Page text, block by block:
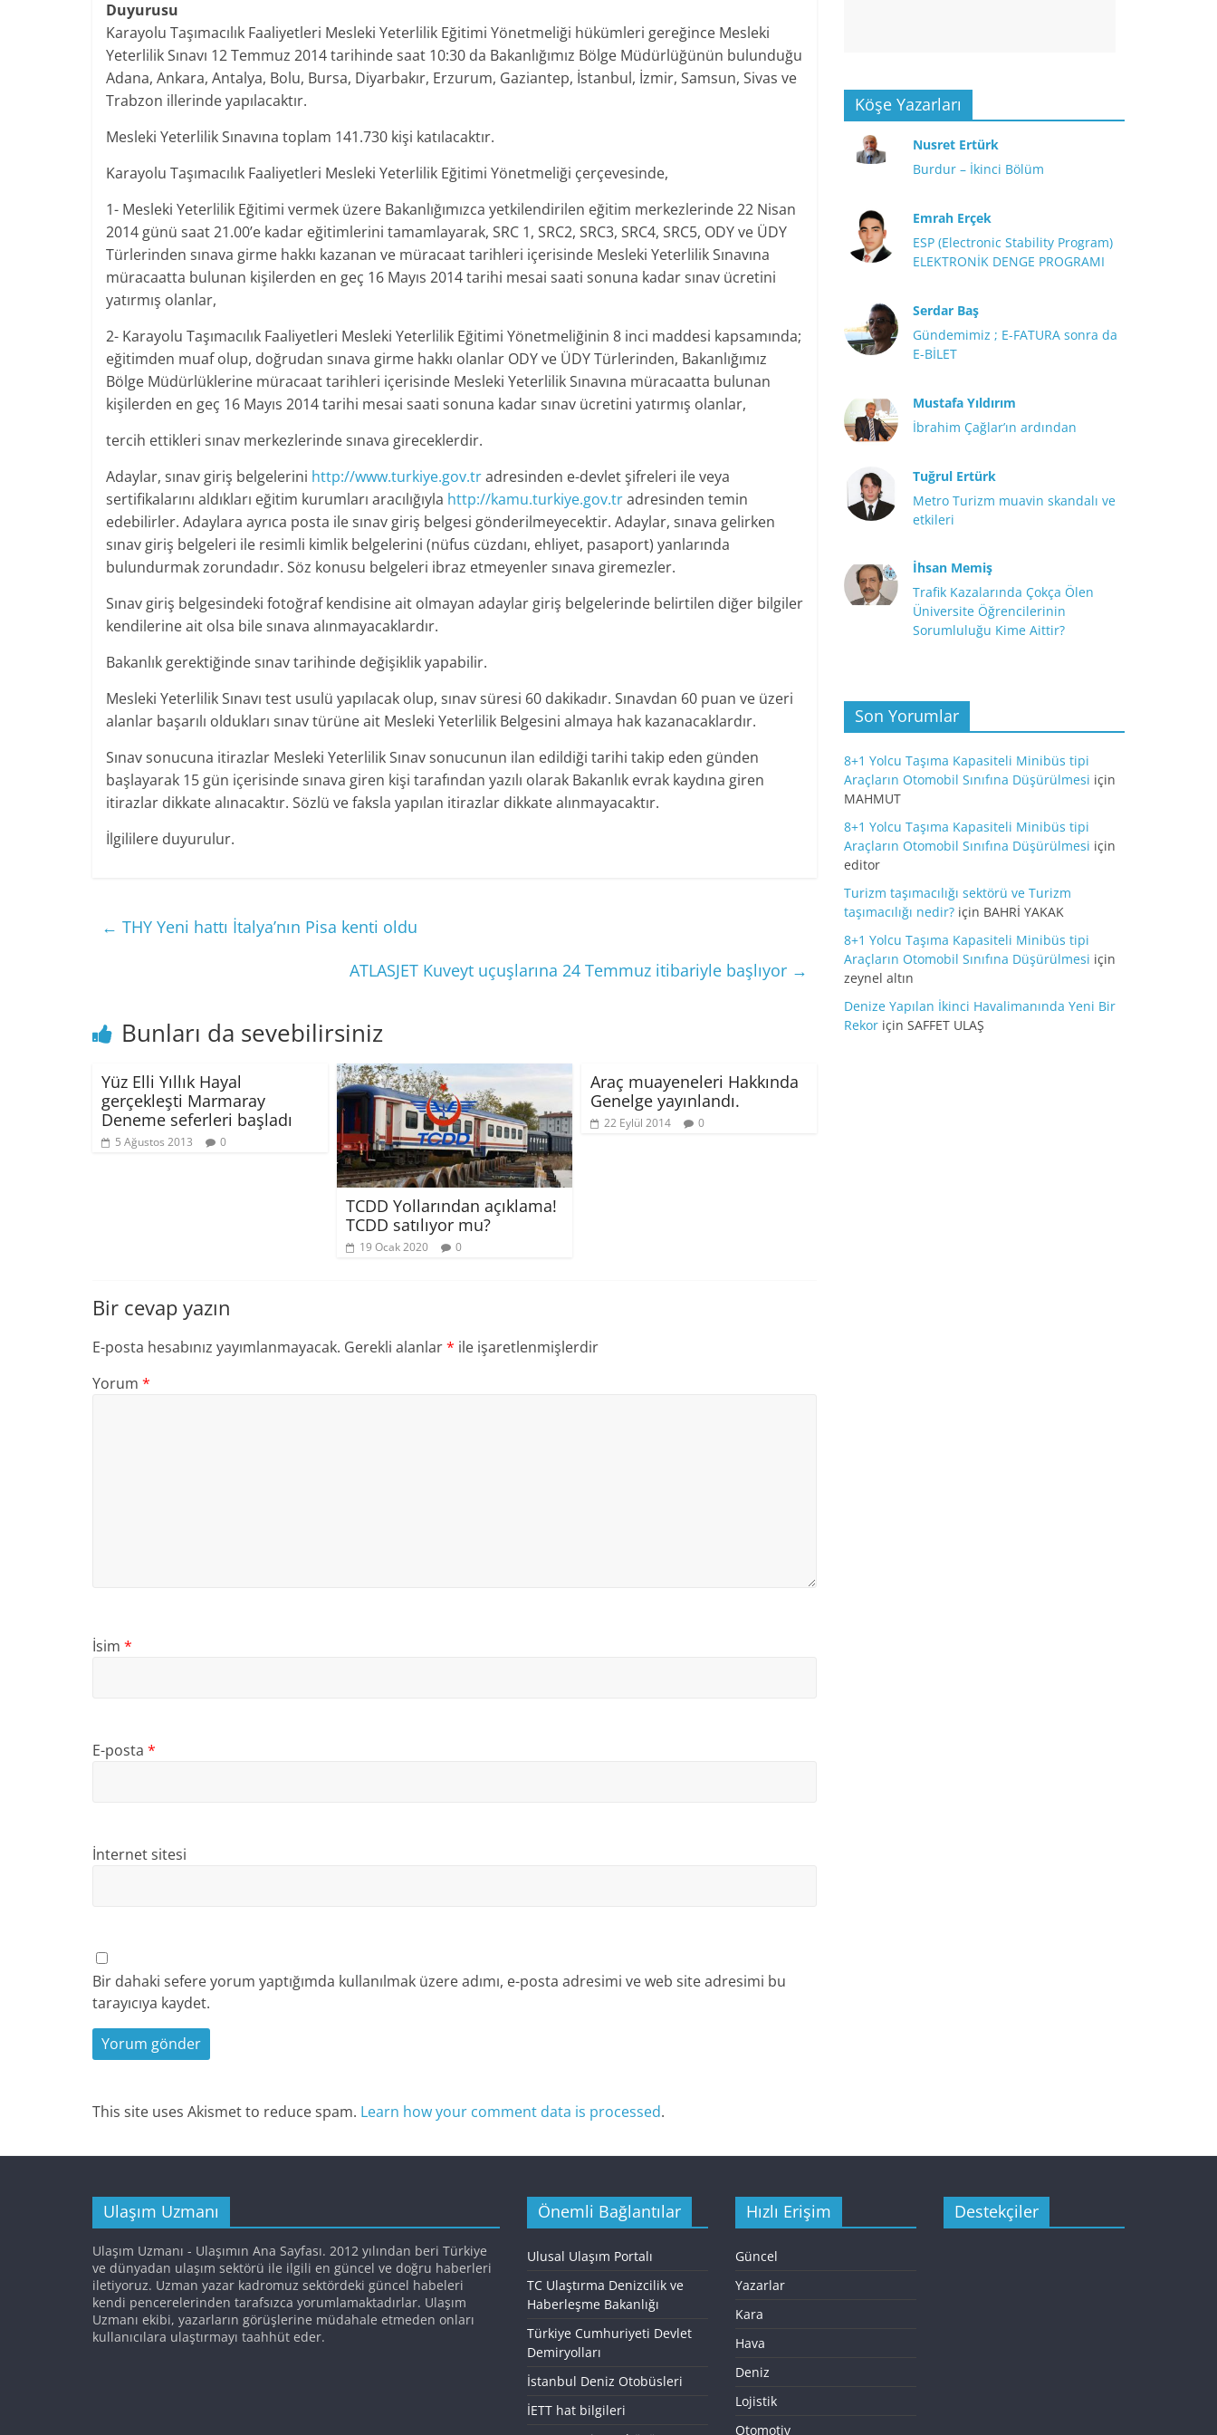
Duyurusu
Karayolu Taşımacılık Faaliyetleri Mesleki Yeterlilik Eğitimi Yönetmeliği hükümleri gereğince Mesleki
Yeterlilik Sınavı 12 Temmuz 2014 tarihinde saat 10:30 da Bakanlığımız Bölge Müdürlüğünün bulunduğu
Adana, Ankara, Antalya, Bolu, Bursa, Diyarbakır, Erzurum, Gaziantep, İstanbul, İzmir, Samsun, Sivas ve
Trabzon illerinde yapılacaktır.
Mesleki Yeterlilik Sınavına toplam 141.730 kişi katılacaktır.
Karayolu Taşımacılık Faaliyetleri Mesleki Yeterlilik Eğitimi Yönetmeliği çerçevesinde,
1- Mesleki Yeterlilik Eğitimi vermek üzere Bakanlığımızca yetkilendirilen eğitim merkezlerinde 22 Nisan
2014 günü saat 21.00’e kadar eğitimlerini tamamlayarak, SRC 1, SRC2, SRC3, SRC4, SRC5, ODY ve ÜDY
Türlerinden sınava girme hakkı kazanan ve müracaat tarihleri içerisinde Mesleki Yeterlilik Sınavına
müracaatta bulunan kişilerden en geç 16 Mayıs 2014 tarihi mesai saati sonuna kadar sınav ücretini
yatırmış olanlar,
2- Karayolu Taşımacılık Faaliyetleri Mesleki Yeterlilik Eğitimi Yönetmeliğinin 8 inci maddesi kapsamında;
eğitimden muaf olup, doğrudan sınava girme hakkı olanlar ODY ve ÜDY Türlerinden, Bakanlığımız
Bölge Müdürlüklerine müracaat tarihleri içerisinde Mesleki Yeterlilik Sınavına müracaatta bulunan
kişilerden en geç 16 Mayıs 2014 tarihi mesai saati sonuna kadar sınav ücretini yatırmış olanlar,
tercih ettikleri sınav merkezlerinde sınava gireceklerdir.
Adaylar, sınav giriş belgelerini http://www.turkiye.gov.tradresinden e-devlet şifreleri ile veya
sertifikalarını aldıkları eğitim kurumları aracılığıyla http://kamu.turkiye.gov.tradresinden temin
edebilirler. Adaylara ayrıca posta ile sınav giriş belgesi gönderilmeyecektir. Adaylar, sınava gelirken
sınav giriş belgeleri ile resimli kimlik belgelerini (nüfus cüzdanı, ehliyet, pasaport) yanlarında
bulundurmak zorundadır. Söz konusu belgeleri ibraz etmeyenler sınava giremezler.
Sınav giriş belgesindeki fotoğraf kendisine ait olmayan adaylar giriş belgelerinde belirtilen diğer bilgiler
kendilerine ait olsa bile sınava alınmayacaklardır.
Bakanlık gerektiğinde sınav tarihinde değişiklik yapabilir.
Mesleki Yeterlilik Sınavı test usulü yapılacak olup, sınav süresi 60 dakikadır. Sınavdan 60 puan ve üzeri
alanlar başarılı oldukları sınav türüne ait Mesleki Yeterlilik Belgesini almaya hak kazanacaklardır.
Sınav sonucuna itirazlar Mesleki Yeterlilik Sınav sonucunun ilan edildiği tarihi takip eden günden
başlayarak 15 gün içerisinde sınava giren kişi tarafından yazılı olarak Bakanlık evrak kaydına giren
itirazlar dikkate alınacaktır. Sözlü ve faksla yapılan itirazlar dikkate alınmayacaktır.
İlgililere duyurulur.
← THY Yeni hattı İtalya’nın Pisa kenti oldu
ATLASJET Kuveyt uçuşlarına 24 Temmuz itibariyle başlıyor →
Bunları da sevebilirsiniz
Yüz Elli Yıllık Hayal
gerçekleşti Marmaray
Deneme seferleri başladı
5 Ağustos 2013 0
TCDD Yollarından açıklama!
TCDD satılıyor mu?
19 Ocak 2020 0
Araç muayeneleri Hakkında
Genelge yayınlandı.
22 Eylül 2014 0
Bir cevap yazın
E-posta hesabınız yayımlanmayacak. Gerekli alanlar* ile işaretlenmişlerdir
Yorum *
İsim *
E-posta *
İnternet sitesi
Bir dahaki sefere yorum yaptığımda kullanılmak üzere adımı, e-posta adresimi ve web site adresimi bu
tarayıcıya kaydet.
This site uses Akismet to reduce spam. Learn how your comment data is processed.
Köşe Yazarları
Nusret Ertürk
Burdur – İkinci Bölüm
Emrah Erçek
ESP (Electronic Stability Program)
ELEKTRONİK DENGE PROGRAMI
Serdar Baş
Gündemimiz ; E-FATURA sonra da
E-BİLET
Mustafa Yıldırım
İbrahim Çağlar’ın ardından
Tuğrul Ertürk
Metro Turizm muavin skandalı ve
etkileri
İhsan Memiş
Trafik Kazalarında Çokça Ölen
Üniversite Öğrencilerinin
Sorumluluğu Kime Aittir?
Son Yorumlar
8+1 Yolcu Taşıma Kapasiteli Minibüs tipi
Araçların Otomobil Sınıfına Düşürülmesi için
MAHMUT
8+1 Yolcu Taşıma Kapasiteli Minibüs tipi
Araçların Otomobil Sınıfına Düşürülmesi için
editor
Turizm taşımacılığı sektörü ve Turizm
taşımacılığı nedir? için BAHRİ YAKAK
8+1 Yolcu Taşıma Kapasiteli Minibüs tipi
Araçların Otomobil Sınıfına Düşürülmesi için
zeynel altın
Denize Yapılan İkinci Havalimanında Yeni Bir
Rekor için SAFFET ULAŞ
Ulaşım Uzmanı
Ulaşım Uzmanı - Ulaşımın Ana Sayfası. 2012 yılından beri Türkiye
ve dünyadan ulaşım sektörü ile ilgili en güncel ve doğru haberleri
iletiyoruz. Uzman yazar kadromuz sektördeki güncel habeleri
kendi pencerelerinden tarafsızca yorumlamaktadırlar. Ulaşım
Uzmanı ekibi, yazarların görüşlerine müdahale etmeden onları
kullanıcılara ulaştırmayı taahhüt eder.
Önemli Bağlantılar
Ulusal Ulaşım Portalı
TC Ulaştırma Denizcilik ve
Haberleşme Bakanlığı
Türkiye Cumhuriyeti Devlet
Demiryolları
İstanbul Deniz Otobüsleri
İETT hat bilgileri
Hızlı Erişim
Güncel
Yazarlar
Kara
Hava
Deniz
Lojistik
Otomotiv
Destekçiler